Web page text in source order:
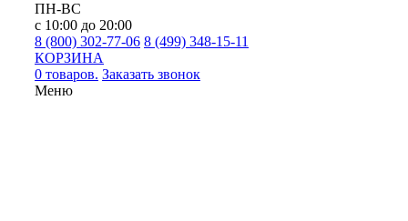
ПН-ВС
с 10:00 до 20:00
8 (800) 302-77-06 8 (499) 348-15-11
КОРЗИНА
0 товаров. Заказать звонок
Меню